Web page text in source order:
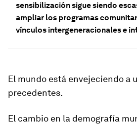
sensibilización sigue siendo
ampliar los programas
vínculos intergeneracionales e
El mundo está envejeciendo a
precedentes.
El cambio en la demografía